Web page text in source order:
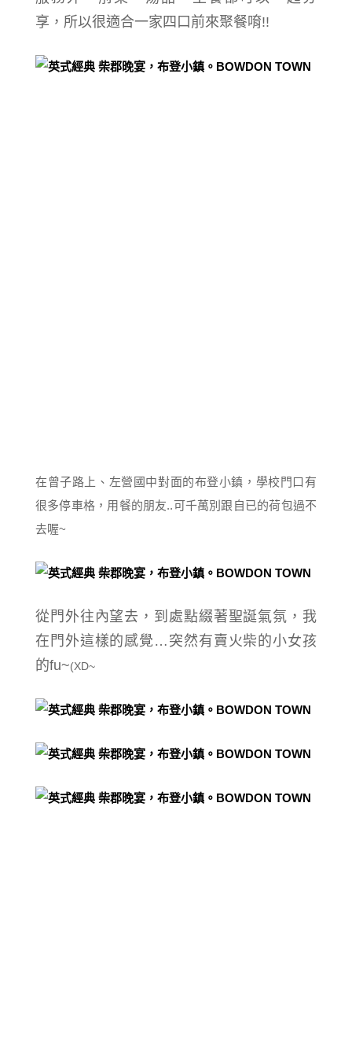
享，所以很適合一家四口前來聚餐唷!!
在曾子路上、左營國中對面的布登小鎮，學校門口有
很多停車格，用餐的朋友..可千萬別跟自已的荷包過不
去喔~
從門外往內望去，到處點綴著聖誕氣氛，我
在門外這樣的感覺…突然有賣火柴的小女孩
的fu~(XD~